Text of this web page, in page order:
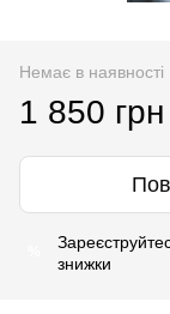
Немає в наявності
1 850 грн
знижки